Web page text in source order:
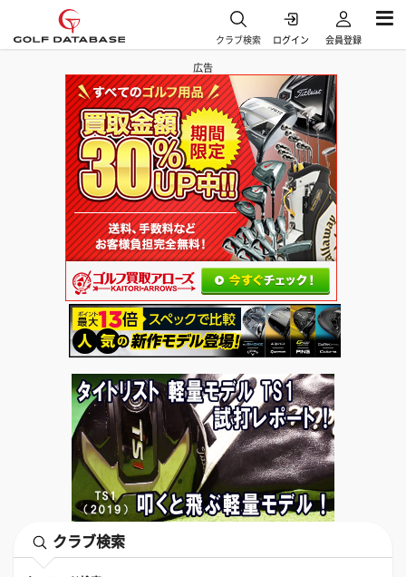
クラブ検索 ログイン 会員登録
広告
クラブ検索